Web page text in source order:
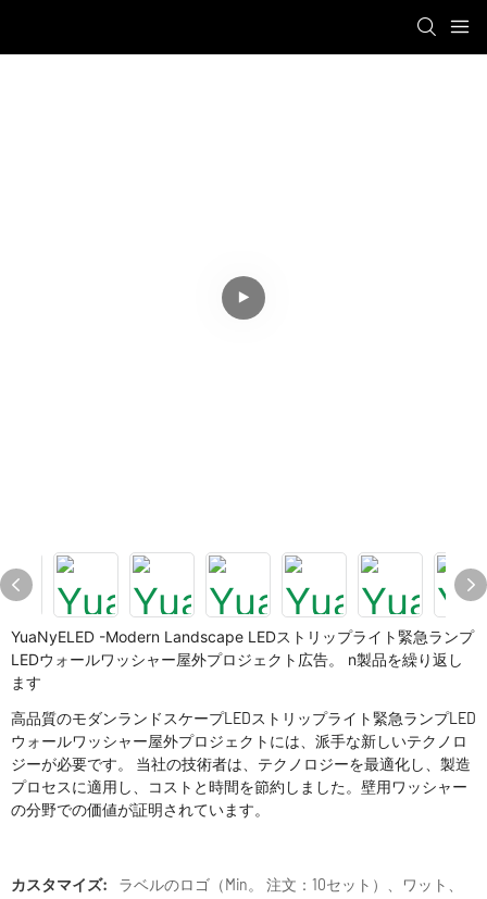
YuaNyELED -Modern Landscape LEDストリップライト緊急ランプ
LEDウォールワッシャー屋外プロジェクト広告。 n製品を繰り返し
ます
高品質のモダンランドスケープLEDストリップライト緊急ランプLED
ウォールワッシャー屋外プロジェクトには、派手な新しいテクノロ
ジーが必要です。 当社の技術者は、テクノロジーを最適化し、製造
プロセスに適用し、コストと時間を節約しました。壁用ワッシャー
の分野での価値が証明されています。
カスタマイズ:
ラベルのロゴ（Min。 注文：10セット）、ワット、